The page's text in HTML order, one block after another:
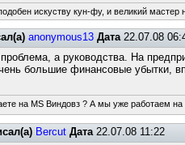
искуству кун-фу, и великий мастер
anonymous13 Дата22.07.08
а руководства. На
большие финансовые убытки,
на MS Виндовз ? А мы уже работаем на
Bercut Дата22.07.08 11:22